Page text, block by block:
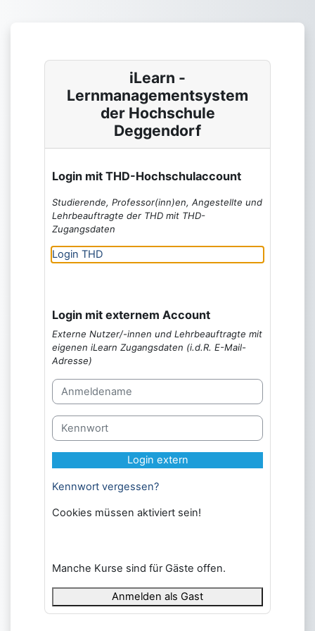
iLearn -
Lernmanagementsystem
der Hochschule
Deggendorf
Login mit THD-Hochschulaccount
Studierende, Professor(inn)en, Angestellte und
Lehrbeauftragte der THD mit THD-
Zugangsdaten
Login THD
Login mit externem Account
Externe Nutzer/-innen und Lehrbeauftragte mit
eigenen iLearn Zugangsdaten (i.d.R. E-Mail-
Adresse)
Anmeldename
Kennwort
Login extern
Kennwort vergessen?
Cookies müssen aktiviert sein!
Manche Kurse sind für Gäste offen.
Anmelden als Gast